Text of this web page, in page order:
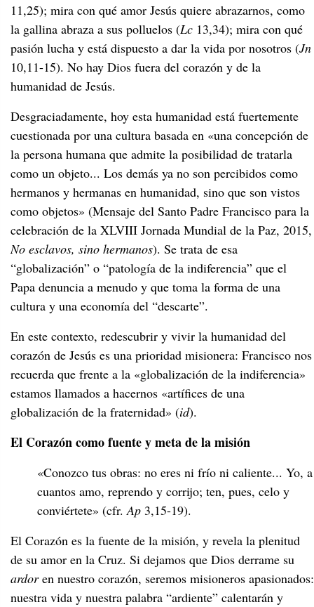
11,25); mira con qué amor Jesús quiere abrazarnos, como
la gallina abraza a sus polluelos (Lc 13,34); mira con qué
pasión lucha y está dispuesto a dar la vida por nosotros (Jn
10,11-15). No hay Dios fuera del corazón y de la
humanidad de Jesús.
Desgraciadamente, hoy esta humanidad está fuertemente
cuestionada por una cultura basada en «una concepción de
la persona humana que admite la posibilidad de tratarla
como un objeto... Los demás ya no son percibidos como
hermanos y hermanas en humanidad, sino que son vistos
como objetos» (Mensaje del Santo Padre Francisco para la
celebración de la XLVIII Jornada Mundial de la Paz, 2015,
No esclavos, sino hermanos). Se trata de esa
“globalización” o “patología de la indiferencia” que el
Papa denuncia a menudo y que toma la forma de una
cultura y una economía del “descarte”.
En este contexto, redescubrir y vivir la humanidad del
corazón de Jesús es una prioridad misionera: Francisco nos
recuerda que frente a la «globalización de la indiferencia»
estamos llamados a hacernos «artífices de una
globalización de la fraternidad» (id).
El Corazón como fuente y meta de la misión
«Conozco tus obras: no eres ni frío ni caliente... Yo, a
cuantos amo, reprendo y corrijo; ten, pues, celo y
conviértete» (cfr.Ap 3,15-19).
El Corazón es la fuente de la misión, y revela la plenitud
de su amor en la Cruz. Si dejamos que Dios derrame su
ardoren nuestro corazón, seremos misioneros apasionados:
nuestra vida y nuestra palabra “ardiente” calentarán y